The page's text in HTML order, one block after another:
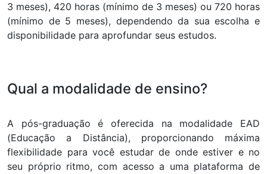
3 meses), 420 horas (mínimo de 3 meses) ou 720 horas
(mínimo de 5 meses), dependendo da sua escolha e
disponibilidade para aprofundar seus estudos.
Qual a modalidade de ensino?
A pós-graduação é oferecida na modalidade EAD
(Educação a Distância), proporcionando máxima
flexibilidade para você estudar de onde estiver e no
seu próprio ritmo, com acesso a uma plataforma de